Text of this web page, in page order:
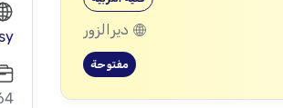
ديرالزور
مفتوحة
64